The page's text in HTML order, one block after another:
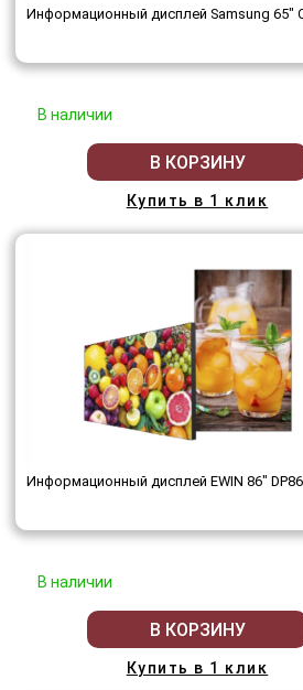
Информационный дисплей Samsung 65"
В наличии
В КОРЗИНУ
Купить в 1 клик
Информационный дисплей EWIN 86"
В наличии
В КОРЗИНУ
Купить в 1 клик